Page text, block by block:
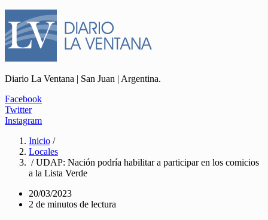
Diario La Ventana | San Juan | Argentina.
Facebook
Twitter
Instagram
Inicio /
Locales
/ UDAP: Nación podría habilitar a participar en los comicios
a la Lista Verde
20/03/2023
2 de minutos de lectura